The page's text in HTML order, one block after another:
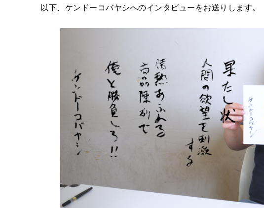
以下、ケンドーコバヤシへのインタビューをお送りします。